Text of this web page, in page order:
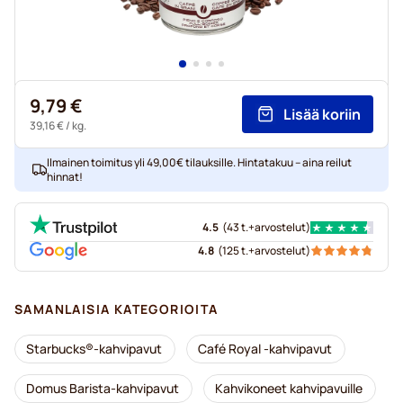
9,79 €
39,16 €/ kg.
Lisää koriin
Ilmainen toimitus yli 49,00€ tilauksille. Hintatakuu – aina reilut
hinnat!
4.5 (43 t.+arvostelut)
4.8 (125 t.+arvostelut)
SAMANLAISIA KATEGORIOITA
Starbucks®-kahvipavut Café Royal -kahvipavut
Domus Barista-kahvipavut Kahvikoneet kahvipavuille